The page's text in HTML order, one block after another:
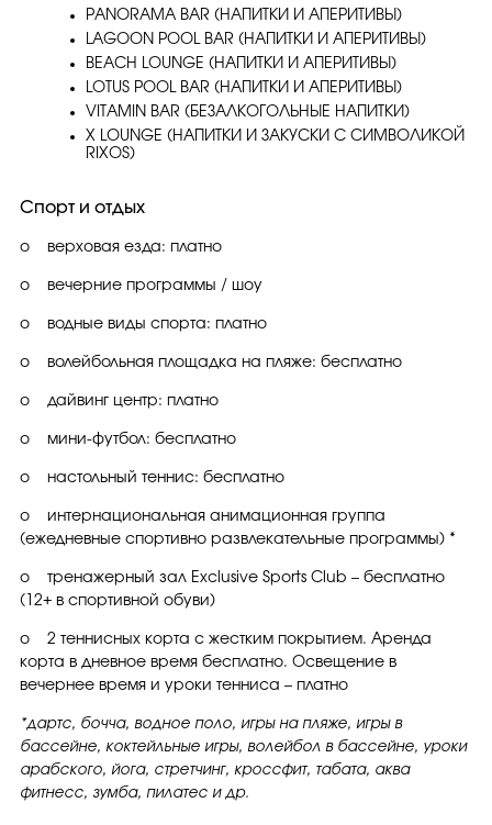
PANORAMA BAR (НАПИТКИ И АПЕРИТИВЫ)
LAGOON POOL BAR (НАПИТКИ И АПЕРИТИВЫ)
BEACH LOUNGE (НАПИТКИ И АПЕРИТИВЫ)
LOTUS POOL BAR (НАПИТКИ И АПЕРИТИВЫ)
VITAMIN BAR (БЕЗАЛКОГОЛЬНЫЕ НАПИТКИ)
X LOUNGE (НАПИТКИ И ЗАКУСКИ С СИМВОЛИКОЙ
RIXOS)
Спорт и отдых
o верховая езда: платно
o вечерние программы / шоу
o водные виды спорта: платно
o волейбольная площадка на пляже: бесплатно
o дайвинг центр: платно
o мини-футбол: бесплатно
o настольный теннис: бесплатно
o интернациональная анимационная группа
(ежедневные спортивно развлекательные программы) *
o тренажерный зал Exclusive Sports Club – бесплатно
(12+ в спортивной обуви)
o 2 теннисных корта с жестким покрытием. Аренда
корта в дневное время бесплатно. Освещение в
вечернее время и уроки тенниса – платно
*дартс, бочча, водное поло, игры на пляже, игры в
бассейне, коктейльные игры, волейбол в бассейне, уроки
арабского, йога, стретчинг, кроссфит, табата, аква
фитнесс, зумба, пилатес и др.